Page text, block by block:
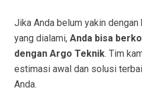
Jika Anda belum yakin
yang dialami, Anda bisa
dengan Argo Teknik. Tim
estimasi awal dan solusi
Anda.